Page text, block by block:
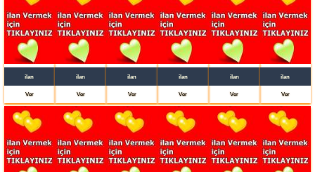
ilan
Ver
ilan
Ver
ilan
Ver
ilan
Ver
ilan
Ver
ilan
Ver